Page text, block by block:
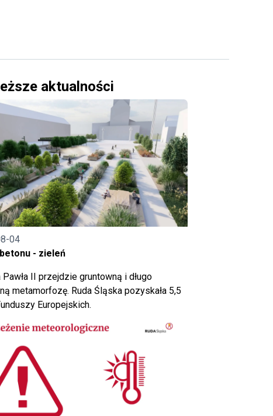
aktualności
04
- zieleń
Pawła II przejdzie gruntowną i długo
metamorfozę. Ruda Śląska pozyskała 5,5
Europejskich.